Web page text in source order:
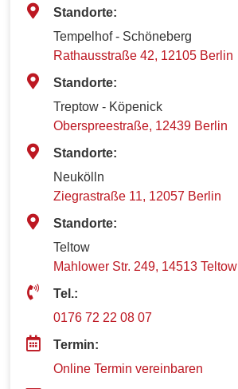
Standorte:
Tempelhof - Schöneberg
Rathausstraße 42, 12105 Berlin
Standorte:
Treptow - Köpenick
Oberspreestraße, 12439 Berlin
Standorte:
Neukölln
Ziegrastraße 11, 12057 Berlin
Standorte:
Teltow
Mahlower Str. 249, 14513 Teltow
Tel.:
0176 72 22 08 07
Termin:
Online Termin vereinbaren